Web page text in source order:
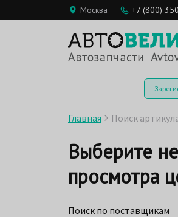
Москва +7 (800)
Главная Поиск
Выберите
просмотра
Поиск по поставщикам